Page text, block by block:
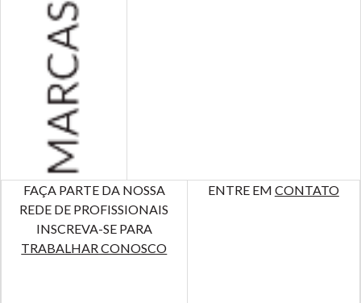
FAÇA PARTE DA NOSSA
REDE DE PROFISSIONAIS
INSCREVA-SE PARA
TRABALHAR CONOSCO
ENTRE EM CONTATO